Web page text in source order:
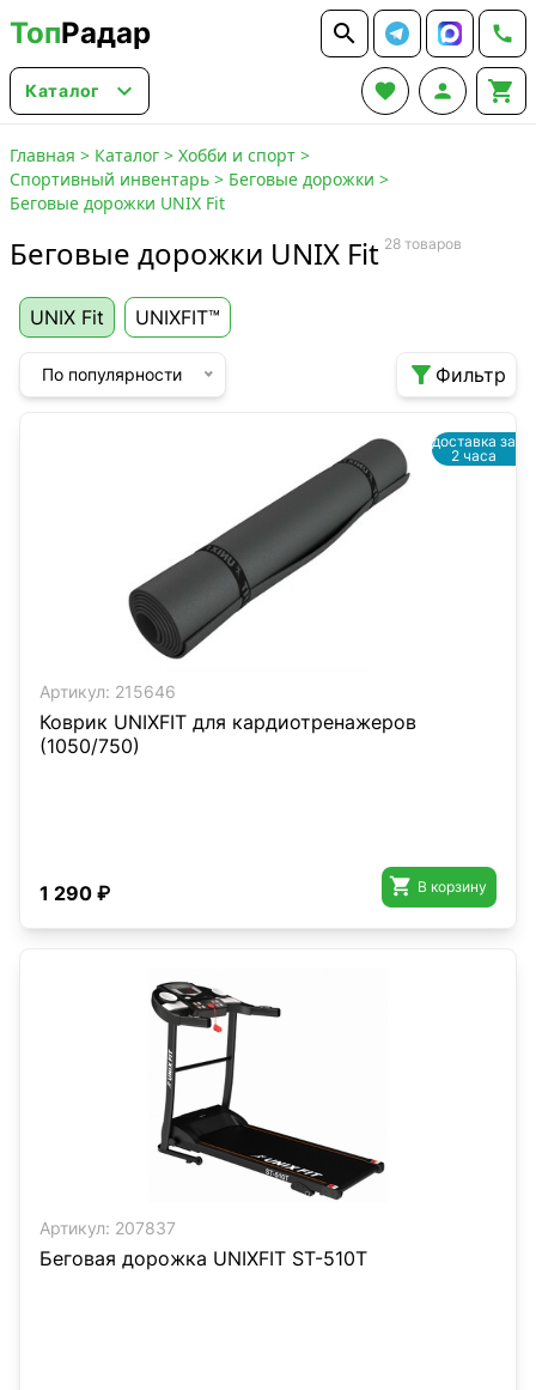
ТопРадар  
Каталог    
Главная > Каталог > Хобби и спорт >
Спортивный инвентарь > Беговые дорожки >
Беговые дорожки UNIX Fit
Беговые дорожки UNIX Fit 28 товаров
UNIX Fit UNIXFIT™
По популярности  Фильтр
Артикул: 215646
Коврик UNIXFIT для кардиотренажеров
(1050/750)
1 290 ₽  В корзину
доставка за
2 часа
Артикул: 207837
Беговая дорожка UNIXFIT ST-510T